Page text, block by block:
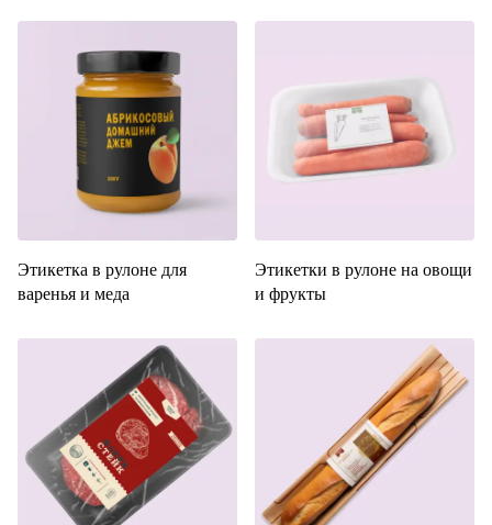
Этикетка в рулоне для
варенья и меда
Этикетки в рулоне на овощи
и фрукты